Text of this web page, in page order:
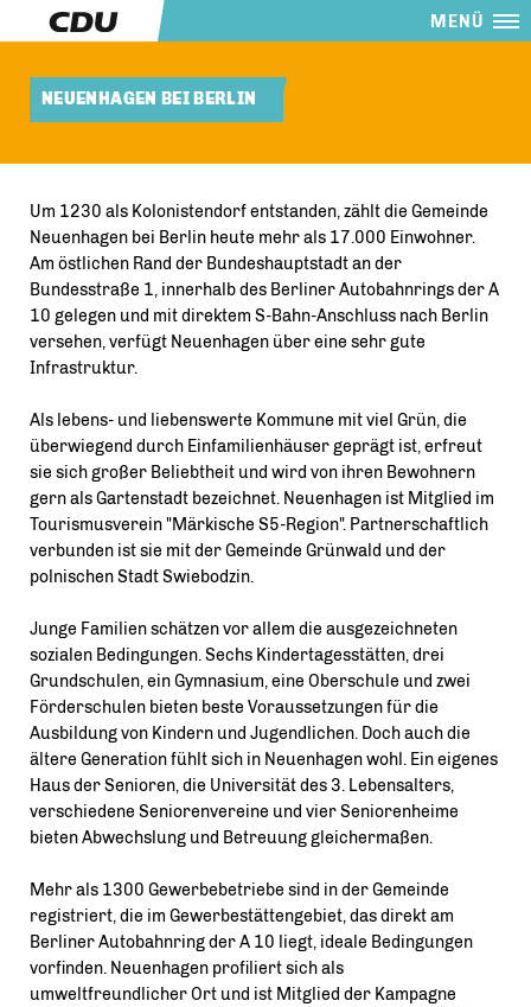
MENÜ
NEUENHAGEN BEI BERLIN
Um 1230 als Kolonistendorf entstanden, zählt die Gemeinde
Neuenhagen bei Berlin heute mehr als 17.000 Einwohner.
Am östlichen Rand der Bundeshauptstadt an der
Bundesstraße 1, innerhalb des Berliner Autobahnrings der A
10 gelegen und mit direktem S-Bahn-Anschluss nach Berlin
versehen, verfügt Neuenhagen über eine sehr gute
Infrastruktur.
Als lebens- und liebenswerte Kommune mit viel Grün, die
überwiegend durch Einfamilienhäuser geprägt ist, erfreut
sie sich großer Beliebtheit und wird von ihren Bewohnern
gern als Gartenstadt bezeichnet. Neuenhagen ist Mitglied im
Tourismusverein "Märkische S5-Region". Partnerschaftlich
verbunden ist sie mit der Gemeinde Grünwald und der
polnischen Stadt Swiebodzin.
Junge Familien schätzen vor allem die ausgezeichneten
sozialen Bedingungen. Sechs Kindertagesstätten, drei
Grundschulen, ein Gymnasium, eine Oberschule und zwei
Förderschulen bieten beste Voraussetzungen für die
Ausbildung von Kindern und Jugendlichen. Doch auch die
ältere Generation fühlt sich in Neuenhagen wohl. Ein eigenes
Haus der Senioren, die Universität des 3. Lebensalters,
verschiedene Seniorenvereine und vier Seniorenheime
bieten Abwechslung und Betreuung gleichermaßen.
Mehr als 1300 Gewerbebetriebe sind in der Gemeinde
registriert, die im Gewerbestättengebiet, das direkt am
Berliner Autobahnring der A 10 liegt, ideale Bedingungen
vorfinden. Neuenhagen profiliert sich als
umweltfreundlicher Ort und ist Mitglied der Kampagne